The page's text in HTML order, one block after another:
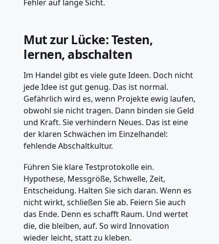
Fehler auf lange Sicht.
Mut zur Lücke: Testen,
lernen, abschalten
Im Handel gibt es viele gute Ideen. Doch nicht
jede Idee ist gut genug. Das ist normal.
Gefährlich wird es, wenn Projekte ewig laufen,
obwohl sie nicht tragen. Dann binden sie Geld
und Kraft. Sie verhindern Neues. Das ist eine
der klaren Schwächen im Einzelhandel:
fehlende Abschaltkultur.
Führen Sie klare Testprotokolle ein.
Hypothese, Messgröße, Schwelle, Zeit,
Entscheidung. Halten Sie sich daran. Wenn es
nicht wirkt, schließen Sie ab. Feiern Sie auch
das Ende. Denn es schafft Raum. Und wertet
die, die bleiben, auf. So wird Innovation
wieder leicht, statt zu kleben.